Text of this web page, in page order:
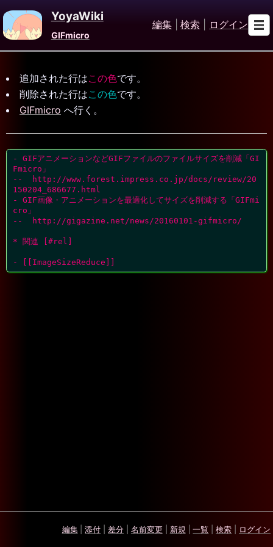
YoyaWiki
GIFmicro
編集 検索 ログイン
追加された行はこの色です。
削除された行はこの色です。
GIFmicro へ行く。
- GIFアニメーションなどGIFファイルのファイルサイズを削減「GI
Fmicro」
--  http://www.forest.impress.co.jp/docs/review/20
150204_686677.html
- GIF画像・アニメーションを最適化してサイズを削減する「GIFmi
cro」
--  http://gigazine.net/news/20160101-gifmicro/
* 関連 [#rel]
- [[ImageSizeReduce]]
編集 添付 差分 名前変更 新規 一覧 検索 ログイン